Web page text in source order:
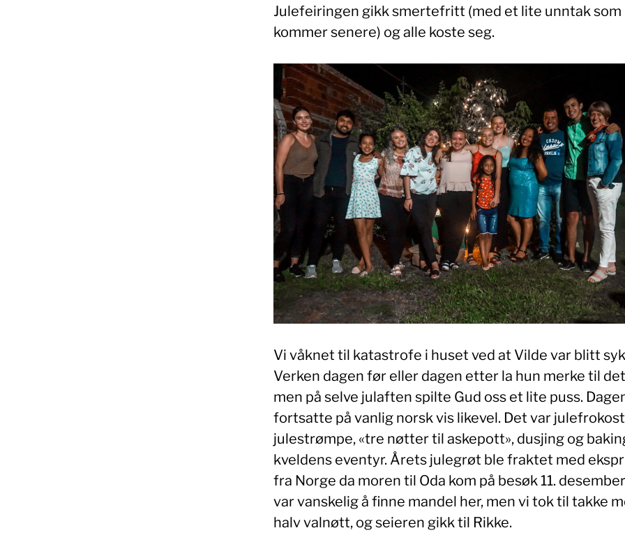
Julefeiringen gikk smertefritt (med et lite unntak som
kommer senere) og alle koste seg.
Vi våknet til katastrofe i huset ved at Vilde var blitt
Verken dagen før eller dagen etter la hun merke til
men på selve julaften spilte Gud oss et lite puss.
fortsatte på vanlig norsk vis likevel. Det var
julestrømpe, «tre nøtter til askepott», dusjing og
kveldens eventyr. Årets julegrøt ble fraktet med
fra Norge da moren til Oda kom på besøk 11.
var vanskelig å finne mandel her, men vi tok til takke
halv valnøtt, og seieren gikk til Rikke.